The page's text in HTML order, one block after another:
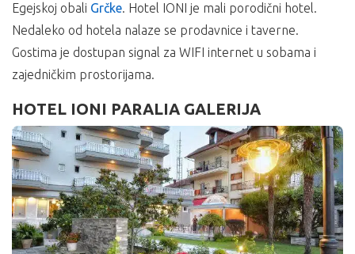
Egejskoj obali Grčke. Hotel IONI je mali porodični hotel.
Nedaleko od hotela nalaze se prodavnice i taverne.
Gostima je dostupan signal za WIFI internet u sobama i
zajedničkim prostorijama.
HOTEL IONI PARALIA GALERIJA